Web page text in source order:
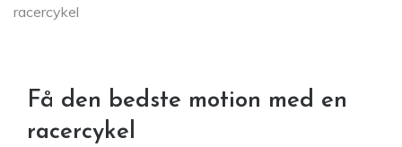
racercykel
Få den bedste motion med en
racercykel